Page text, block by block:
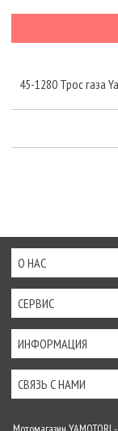
45-1280 Трос газа
О НАС
СЕРВИС
ИНФОРМАЦИЯ
СВЯЗЬ С НАМИ